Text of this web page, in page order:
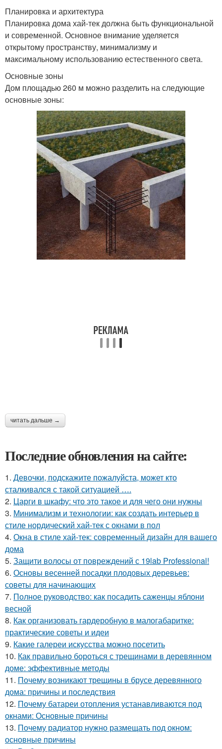
Планировка и архитектура
Планировка дома хай-тек должна быть функциональной
и современной. Основное внимание уделяется
открытому пространству, минимализму и
максимальному использованию естественного света.
Основные зоны
Дом площадью 260 м можно разделить на следующие
основные зоны:
читать дальше →
Последние обновления на сайте:
1. Девочки, подскажите пожалуйста, может кто
сталкивался с такой ситуацией ….
2. Царги в шкафу: что это такое и для чего они нужны
3. Минимализм и технологии: как создать интерьер в
стиле нордический хай-тек с окнами в пол
4. Окна в стиле хай-тек: современный дизайн для вашего
дома
5. Защити волосы от повреждений с 19lab Professional!
6. Основы весенней посадки плодовых деревьев:
советы для начинающих
7. Полное руководство: как посадить саженцы яблони
весной
8. Как организовать гардеробную в малогабаритке:
практические советы и идеи
9. Какие галереи искусства можно посетить
10. Как правильно бороться с трещинами в деревянном
доме: эффективные методы
11. Почему возникают трещины в брусе деревянного
дома: причины и последствия
12. Почему батареи отопления устанавливаются под
окнами: Основные причины
13. Почему радиатор нужно размещать под окном:
основные причины